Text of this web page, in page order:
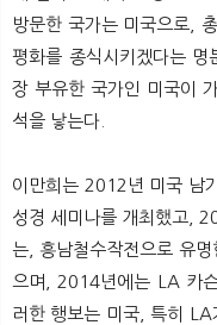
방문한 국가는 미국으로,
평화를 종식시키겠다는
장 부유한 국가인 미국이
석을 낳는다.
이만희는 2012년 미국 남
성경 세미나를 개최했고,
는, 흥남철수작전으로 유
으며, 2014년에는 LA 카
러한 행보는 미국, 특히